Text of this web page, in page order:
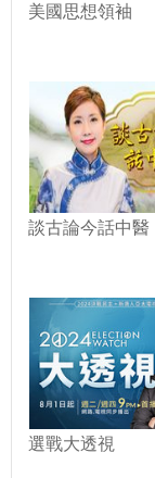
美國思想領袖
談古論今話中醫
選戰大透視